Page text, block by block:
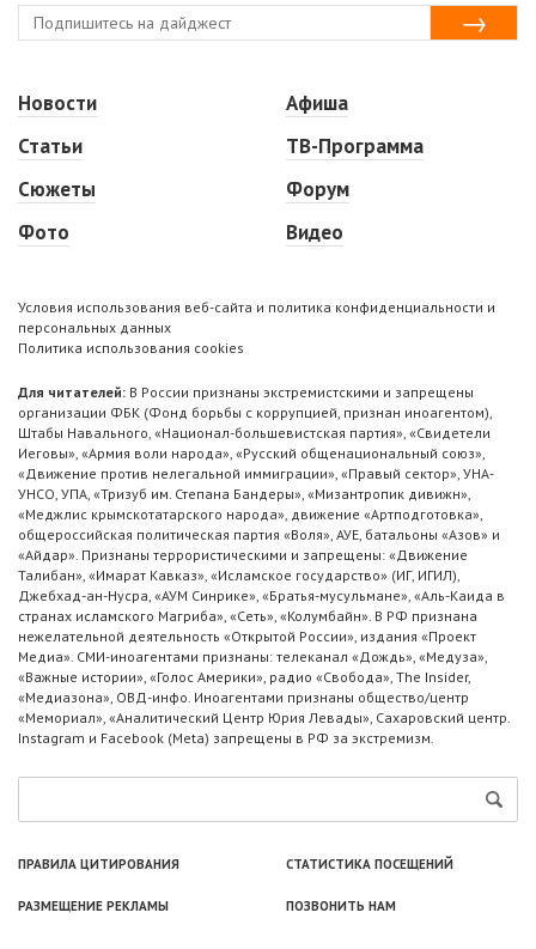
Новости
Статьи
Сюжеты
Фото
Афиша
ТВ-Программа
Форум
Видео
Условия использования веб-сайта и политика конфиденциальности и
персональных данных
Политика использования cookies
Для читателей: В России признаны экстремистскими и запрещены
организации ФБК (Фонд борьбы с коррупцией, признан иноагентом),
Штабы Навального, «Национал-большевистская партия», «Свидетели
Иеговы», «Армия воли народа», «Русский общенациональный союз»,
«Движение против нелегальной иммиграции», «Правый сектор», УНА-
УНСО, УПА, «Тризуб им. Степана Бандеры», «Мизантропик дивижн»,
«Меджлис крымскотатарского народа», движение «Артподготовка»,
общероссийская политическая партия «Воля», АУЕ, батальоны «Азов» и
«Айдар». Признаны террористическими и запрещены: «Движение
Талибан», «Имарат Кавказ», «Исламское государство» (ИГ, ИГИЛ),
Джебхад-ан-Нусра, «АУМ Синрике», «Братья-мусульмане», «Аль-Каида в
странах исламского Магриба», «Сеть», «Колумбайн». В РФ признана
нежелательной деятельность «Открытой России», издания «Проект
Медиа». СМИ-иноагентами признаны: телеканал «Дождь», «Медуза»,
«Важные истории», «Голос Америки», радио «Свобода», The Insider,
«Медиазона», ОВД-инфо. Иноагентами признаны общество/центр
«Мемориал», «Аналитический Центр Юрия Левады», Сахаровский центр.
Instagram и Facebook (Metа) запрещены в РФ за экстремизм.
ПРАВИЛА ЦИТИРОВАНИЯ СТАТИСТИКА ПОСЕЩЕНИЙ
РАЗМЕЩЕНИЕ РЕКЛАМЫ ПОЗВОНИТЬ НАМ